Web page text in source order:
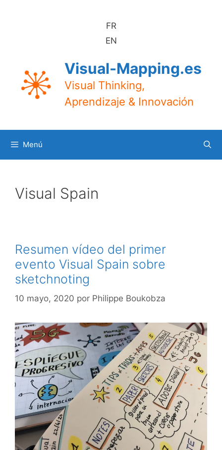
FR
EN
Visual-Mapping.es
Visual Thinking,
Aprendizaje & Innovación
Menú
Visual Spain
Resumen vídeo del primer
evento Visual Spain sobre
sketchnoting
10 mayo, 2020 por Philippe Boukobza